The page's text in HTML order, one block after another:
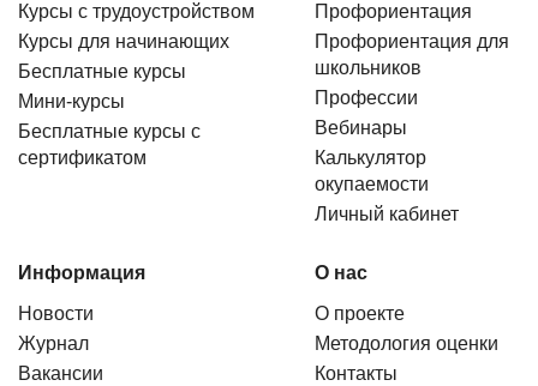
Курсы с трудоустройством
Курсы для начинающих
Бесплатные курсы
Мини-курсы
Бесплатные курсы с
сертификатом
Профориентация
Профориентация для
школьников
Профессии
Вебинары
Калькулятор
окупаемости
Личный кабинет
Информация
Новости
Журнал
Вакансии
О нас
О проекте
Методология оценки
Контакты